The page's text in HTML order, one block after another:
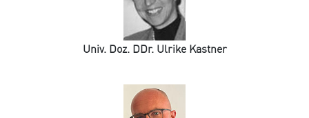
Univ. Doz. DDr. Ulrike Kastner